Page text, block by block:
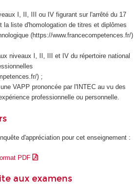
I, II, III ou IV figurant sur l'arrêté du 17
la liste d'homologation de titres et diplômes
(https://www.francecompetences.fr/)
niveaux I, II, III et IV du répertoire national
) ;
VAPP prononcée par l'INTEC au vu des
professionnelle ou personnelle.
d'appréciation pour cet enseignement :
PDF
aux examens